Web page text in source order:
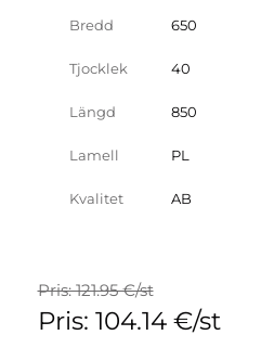
Bredd 650
Tjocklek 40
Längd 850
Lamell PL
Kvalitet AB
Pris: 121.95 €/st
Pris: 104.14 €/st